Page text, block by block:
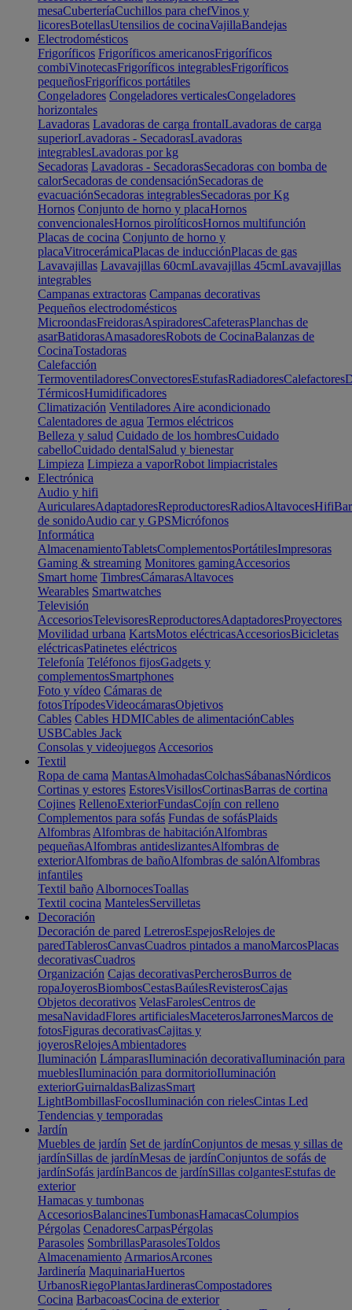
mesaCuberteríaCuchillos para chefVinos y
licoresBotellasUtensilios de cocinaVajillaBandejas
Electrodomésticos
Frigoríficos Frigoríficos americanosFrigoríficos
combiVinotecasFrigoríficos integrablesFrigoríficos
pequeñosFrigoríficos portátiles
Congeladores Congeladores verticalesCongeladores
horizontales
Lavadoras Lavadoras de carga frontalLavadoras de carga
superiorLavadoras - SecadorasLavadoras
integrablesLavadoras por kg
Secadoras Lavadoras - SecadorasSecadoras con bomba de
calorSecadoras de condensaciónSecadoras de
evacuaciónSecadoras integrablesSecadoras por Kg
Hornos Conjunto de horno y placaHornos
convencionalesHornos pirolíticosHornos multifunción
Placas de cocina Conjunto de horno y
placaVitrocerámicaPlacas de inducciónPlacas de gas
Lavavajillas Lavavajillas 60cmLavavajillas 45cmLavavajillas
integrables
Campanas extractoras Campanas decorativas
Pequeños electrodomésticos
MicroondasFreidorasAspiradoresCafeterasPlanchas de
asarBatidorasAmasadoresRobots de CocinaBalanzas de
CocinaTostadoras
Calefacción
TermoventiladoresConvectoresEstufasRadiadoresCalefactores
TérmicosHumidificadores
Climatización Ventiladores Aire acondicionado
Calentadores de agua Termos eléctricos
Belleza y salud Cuidado de los hombresCuidado
cabelloCuidado dentalSalud y bienestar
Limpieza Limpieza a vaporRobot limpiacristales
Electrónica
Audio y hifi
AuricularesAdaptadoresReproductoresRadiosAltavocesHifi
de sonidoAudio car y GPSMicrófonos
Informática
AlmacenamientoTabletsComplementosPortátilesImpresoras
Gaming & streaming Monitores gamingAccesorios
Smart home TimbresCámarasAltavoces
Wearables Smartwatches
Televisión
AccesoriosTelevisoresReproductoresAdaptadoresProyectores
Movilidad urbana KartsMotos eléctricasAccesoriosBicicletas
eléctricasPatinetes eléctricos
Telefonía Teléfonos fijosGadgets y
complementosSmartphones
Foto y vídeo Cámaras de
fotosTrípodesVideocámarasObjetivos
Cables Cables HDMICables de alimentaciónCables
USBCables Jack
Consolas y videojuegos Accesorios
Textil
Ropa de cama MantasAlmohadasColchasSábanasNórdicos
Cortinas y estores EstoresVisillosCortinasBarras de cortina
Cojines RellenoExteriorFundasCojín con relleno
Complementos para sofás Fundas de sofásPlaids
Alfombras Alfombras de habitaciónAlfombras
pequeñasAlfombras antideslizantesAlfombras de
exteriorAlfombras de bañoAlfombras de salónAlfombras
infantiles
Textil baño AlbornocesToallas
Textil cocina MantelesServilletas
Decoración
Decoración de pared LetrerosEspejosRelojes de
paredTablerosCanvasCuadros pintados a manoMarcosPlacas
decorativasCuadros
Organización Cajas decorativasPercherosBurros de
ropaJoyerosBiombosCestasBaúlesRevisterosCajas
Objetos decorativos VelasFarolesCentros de
mesaNavidadFlores artificialesMaceterosJarronesMarcos de
fotosFiguras decorativasCajitas y
joyerosRelojesAmbientadores
Iluminación LámparasIluminación decorativaIluminación para
mueblesIluminación para dormitorioIluminación
exteriorGuirnaldasBalizasSmart
LightBombillasFocosIluminación con rielesCintas Led
Tendencias y temporadas
Jardín
Muebles de jardín Set de jardínConjuntos de mesas y sillas de
jardínSillas de jardínMesas de jardínConjuntos de sofás de
jardínSofás jardínBancos de jardínSillas colgantesEstufas de
exterior
Hamacas y tumbonas
AccesoriosBalancinesTumbonasHamacasColumpios
Pérgolas CenadoresCarpasPérgolas
Parasoles SombrillasParasolesToldos
Almacenamiento ArmariosArcones
Jardinería MaquinariaHuertos
UrbanosRiegoPlantasJardinerasCompostadores
Cocina BarbacoasCocina de exterior